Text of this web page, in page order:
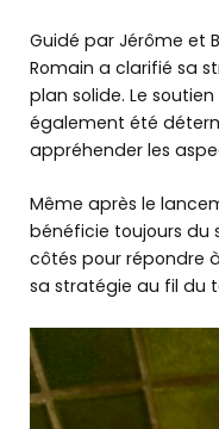
Guidé par Jérôme et
Romain a clarifié sa
plan solide. Le
également été
appréhender les
Même après le
bénéficie toujours du
côtés pour répondre
sa stratégie au fil du